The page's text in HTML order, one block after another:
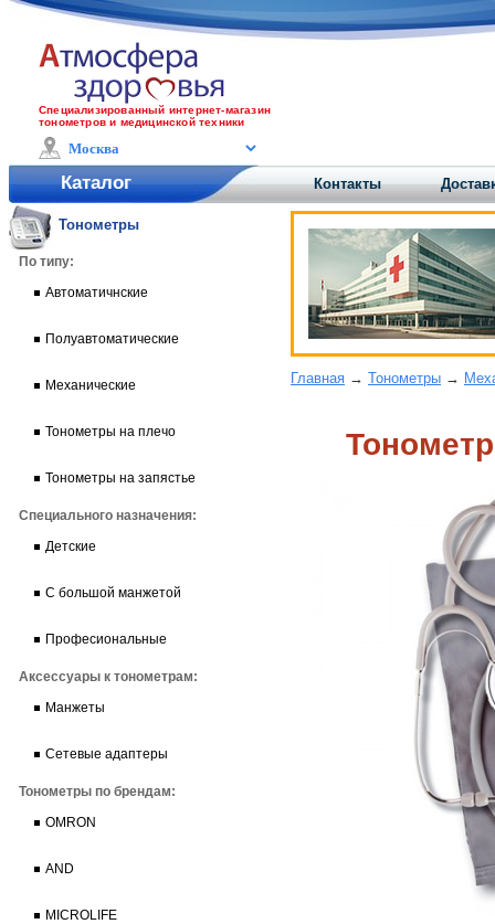
Специализированный интернет-магазин
тонометров и медицинской техники
Каталог Контакты
Тонометры
По типу:
Автоматичнские
Полуавтоматические
Механические
Тонометры на плечо
Тонометры на запястье
Специального назначения:
Детские
С большой манжетой
Професиональные
Аксессуары к тонометрам:
Манжеты
Сетевые адаптеры
Тонометры по брендам:
OMRON
AND
MICROLIFE
Главная → Тонометры →